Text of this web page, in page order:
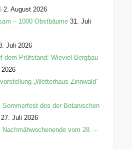
2. August 2026
– 1000 Obstbäume 31. Juli
Juli 2026
dem Prüfstand: Wieviel Bergbau
„Wetterhaus Zinnwald“
Sommerfest des der Botanischen
27. Juli 2026
vom 28. –